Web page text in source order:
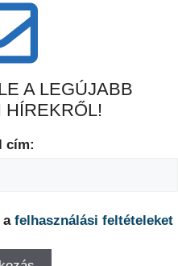
A LEGÚJABB
HÍREKRŐL!
cím:
a felhasználási feltételeket